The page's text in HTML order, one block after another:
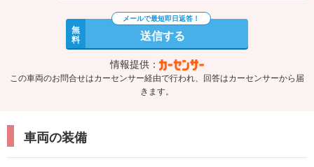
無
料 送信する
情報提供：
この車両のお問合せはカーセンサー経由で行われ、回答はカーセンサーから届
きます。
車両の装備